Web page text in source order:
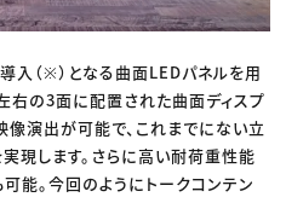
入（※）となる曲面LEDパネルを用
右の3面に配置された曲面ディスプ
像演出が可能で、これまでにない立
現します。さらに高い耐荷重性能
能。今回のようにトークコンテン